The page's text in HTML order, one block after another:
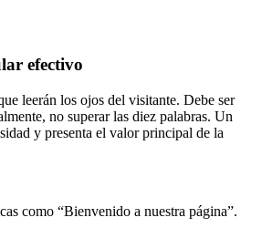
efectivo
leerán los ojos del visitante. Debe ser
no superar las diez palabras. Un
y presenta el valor principal de la
como “Bienvenido a nuestra página”.